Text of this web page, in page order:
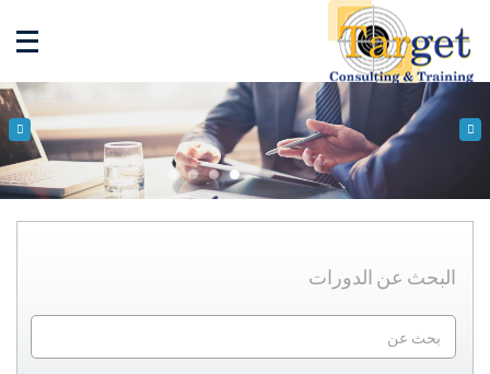
البحث عن الدورات